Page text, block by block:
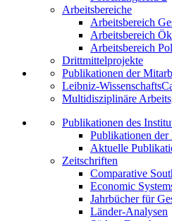
Arbeitsbereiche
Arbeitsbereich
Arbeitsbereich
Arbeitsbereich
Drittmittelprojekte
Publikationen der
Leibniz-
Multidisziplinäre
Publikationen des
Publikationen
Aktuelle
Zeitschriften
Comparative
Economic
Jahrbücher für
Länder-Analysen